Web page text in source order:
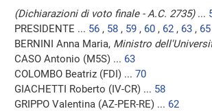
(Dichiarazioni di voto finale - A.C. 2735)...
PRESIDENTE ... 56 , 58 , 59 , 60 , 62 , 63 , 65
BERNINI Anna Maria, Ministro
CASO Antonio (M5S) ... 63
COLOMBO Beatriz (FDI) ... 70
GIACHETTI Roberto (IV-CR) ... 58
GRIPPO Valentina (AZ-PER-RE) ... 62